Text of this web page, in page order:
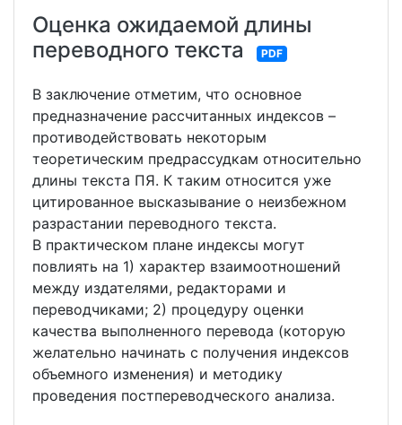
Оценка ожидаемой длины
переводного текста
PDF
В заключение отметим, что основное
предназначение рассчитанных индексов –
противодействовать некоторым
теоретическим предрассудкам относительно
длины текста ПЯ. К таким относится уже
цитированное высказывание о неизбежном
разрастании переводного текста.
В практическом плане индексы могут
повлиять на 1) характер взаимоотношений
между издателями, редакторами и
переводчиками; 2) процедуру оценки
качества выполненного перевода (которую
желательно начинать с получения индексов
объемного изменения) и методику
проведения постпереводческого анализа.